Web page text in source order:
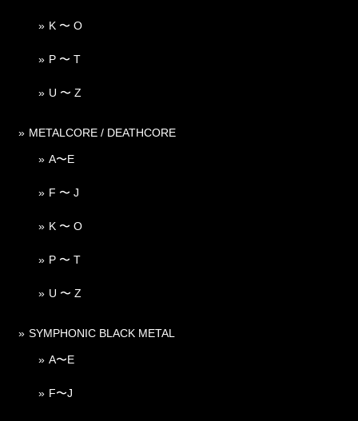
K 〜 O
P 〜 T
U 〜 Z
METALCORE / DEATHCORE
A〜E
F 〜 J
K 〜 O
P 〜 T
U 〜 Z
SYMPHONIC BLACK METAL
A〜E
F〜J